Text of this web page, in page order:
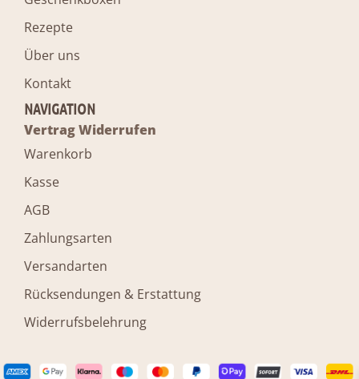
Rezepte
Über uns
Kontakt
NAVIGATION
Vertrag Widerrufen
Warenkorb
Kasse
AGB
Zahlungsarten
Versandarten
Rücksendungen & Erstattung
Widerrufsbelehrung